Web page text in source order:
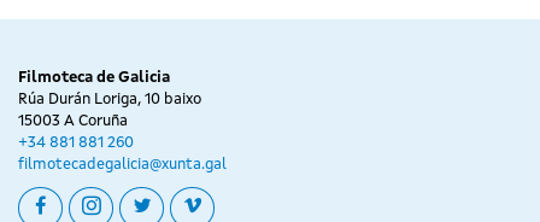
Filmoteca de Galicia
Rúa Durán Loriga, 10 baixo
15003 A Coruña
+34 881 881 260
filmotecadegalicia@xunta.gal
facebookinstagram
twittervimeo